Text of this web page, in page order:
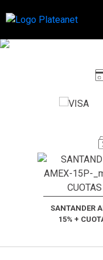
SANTANDER
15% +